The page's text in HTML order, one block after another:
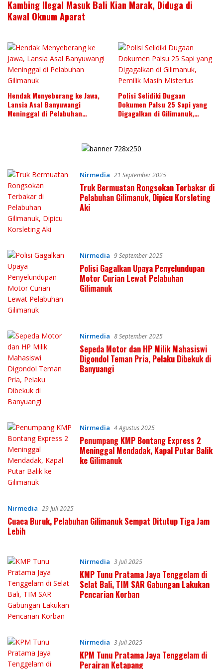
Kambing Ilegal Masuk Bali Kian Marak, Diduga di
Kawal Oknum Aparat
Hendak Menyeberang ke Jawa,
Lansia Asal Banyuwangi
Meninggal di Pelabuhan
Polisi Selidiki Dugaan
Dokumen Palsu 25 Sapi yang
Digagalkan di Gilimanuk,
Nirmedia 21 September 2025
Truk Bermuatan Rongsokan Terbakar di
Pelabuhan Gilimanuk, Dipicu Korsleting
Aki
Nirmedia 9 September 2025
Polisi Gagalkan Upaya Penyelundupan
Motor Curian Lewat Pelabuhan
Gilimanuk
Nirmedia 8 September 2025
Sepeda Motor dan HP Milik Mahasiswi
Digondol Teman Pria, Pelaku Dibekuk di
Banyuangi
Nirmedia 4 Agustus 2025
Penumpang KMP Bontang Express 2
Meninggal Mendadak, Kapal Putar Balik
ke Gilimanuk
Nirmedia 29 Juli 2025
Cuaca Buruk, Pelabuhan Gilimanuk Sempat Ditutup Tiga Jam
Lebih
Nirmedia 3 Juli 2025
KMP Tunu Pratama Jaya Tenggelam di
Selat Bali, TIM SAR Gabungan Lakukan
Pencarian Korban
Nirmedia 3 Juli 2025
KPM Tunu Pratama Jaya Tenggelam di
Perairan Ketapang